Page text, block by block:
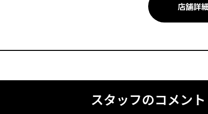
店舗詳
スタッフのコメント